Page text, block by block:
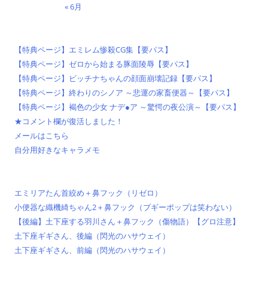
« 6月
【特典ページ】エミレム惨殺CG集【要パス】
【特典ページ】ゼロから始まる豚面陵辱【要パス】
【特典ページ】ビッチナちゃんの顔面崩壊記録【要パス】
【特典ページ】終わりのシノア ～悲運の家畜便器～【要パス】
【特典ページ】褐色の少女 ナデ●ア ～驚愕の夜公演～【要パス】
★コメント欄が復活しました！
メールはこちら
自分用好きなキャラメモ
エミリアたん首絞め＋鼻フック（リゼロ）
小便器な織機綺ちゃん2＋鼻フック（ブギーポップは笑わない）
【後編】土下座する羽川さん＋鼻フック（傷物語）【グロ注意】
土下座ギギさん、後編（閃光のハサウェイ）
土下座ギギさん、前編（閃光のハサウェイ）